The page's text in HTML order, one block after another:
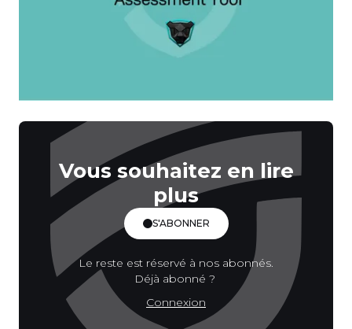
Vous souhaitez en lire
plus
S'ABONNER
Le reste est réservé à nos abonnés.
Déjà abonné ?
Connexion